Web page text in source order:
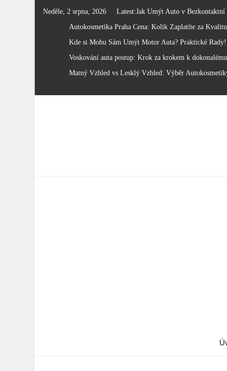
Neděle, 2 srpna, 2026 Latest:Jak Umýt Auto v Bezkontaktní
Autokosmetika Praha Cena: Kolik Zaplatíte za
Kde si Mohu Sám Umýt Motor Auta? Praktické Rady!
Voskování auta postup: Krok za krokem k
Matný Vzhled vs Lesklý Vzhled: Výběr